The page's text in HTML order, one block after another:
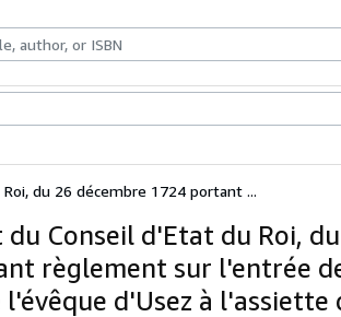
du 26 décembre 1724 portant ...
Conseil d'Etat du Roi,
règlement sur l'entrée
l'évêque d'Usez à l'assiette